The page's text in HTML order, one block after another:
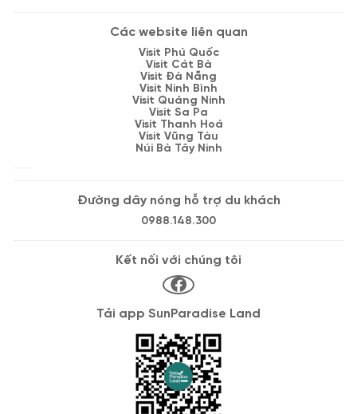
Các website liên quan
Visit Phú Quốc
Visit Cát Bà
Visit Đà Nẵng
Visit Ninh Bình
Visit Quảng Ninh
Visit Sa Pa
Visit Thanh Hoá
Visit Vũng Tàu
Núi Bà Tây Ninh
Đường dây nóng hỗ trợ du khách
0988.148.300
Kết nối với chúng tôi
Tải app SunParadise Land